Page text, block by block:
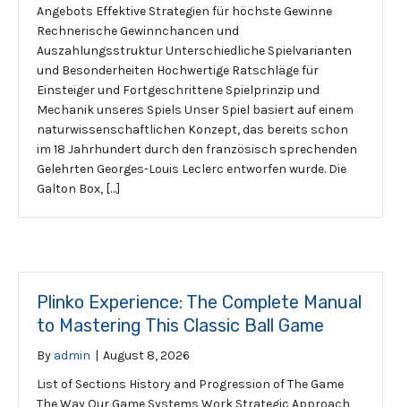
Angebots Effektive Strategien für höchste Gewinne
Rechnerische Gewinnchancen und
Auszahlungsstruktur Unterschiedliche Spielvarianten
und Besonderheiten Hochwertige Ratschläge für
Einsteiger und Fortgeschrittene Spielprinzip und
Mechanik unseres Spiels Unser Spiel basiert auf einem
naturwissenschaftlichen Konzept, das bereits schon
im 18 Jahrhundert durch den französisch sprechenden
Gelehrten Georges-Louis Leclerc entworfen wurde. Die
Galton Box, […]
Plinko Experience: The Complete Manual
to Mastering This Classic Ball Game
By admin | August 8, 2026
List of Sections History and Progression of The Game
The Way Our Game Systems Work Strategic Approach